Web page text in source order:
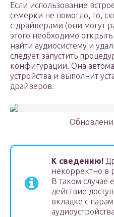
Если использование
семерки не помогло, то,
с драйверами (они могут
этого необходимо
найти аудиосистему и
следует запустить
конфигурации. Она
устройства и выполнит
драйверов.
К сведению!
некорректно в
В таком случае
действие
вкладке с